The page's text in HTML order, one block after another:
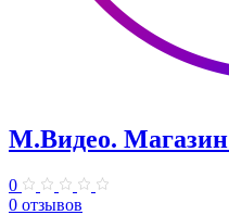
М.Видео. Магазин
0
0 отзывов